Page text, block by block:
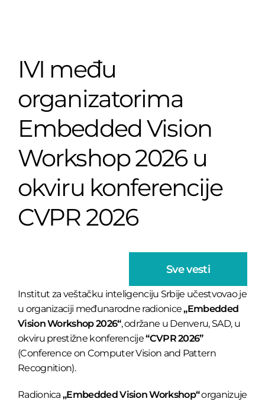
IVI među
organizatorima
Embedded Vision
Workshop 2026 u
okviru konferencije
CVPR 2026
Sve vesti
Institut za veštačku inteligenciju Srbije učestvovao je
u organizaciji međunarodne radionice„Embedded
Vision Workshop 2026“, održane u Denveru, SAD, u
okviru prestižne konferencije“CVPR 2026”
(Conference on Computer Vision and Pattern
Recognition).
Radionica„Embedded Vision Workshop“organizuje